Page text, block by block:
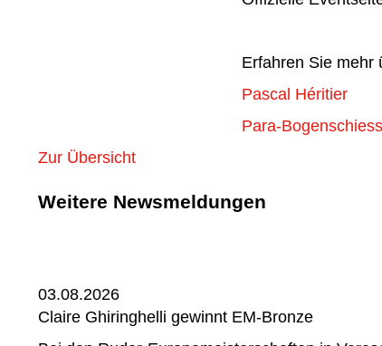
Erfahren Sie mehr
Pascal Héritier
Para-
Zur Übersicht
Weitere Newsmeldungen
03.08.2026
Claire Ghiringhelli gewinnt EM-Bronze